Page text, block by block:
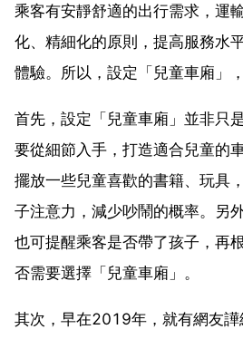
乘客有安靜舒適的出行需求，運
化、精細化的原則，提高服務水
體驗。所以，設定「兒童車廂」
首先，設定「兒童車廂」並非只
要從細節入手，打造適合兒童的
擺放一些兒童喜歡的書籍、玩具
子注意力，減少吵鬧的概率。另
也可提醒乘客是否帶了孩子，再
否需要選擇「兒童車廂」。
其次，早在2019年，就有網友